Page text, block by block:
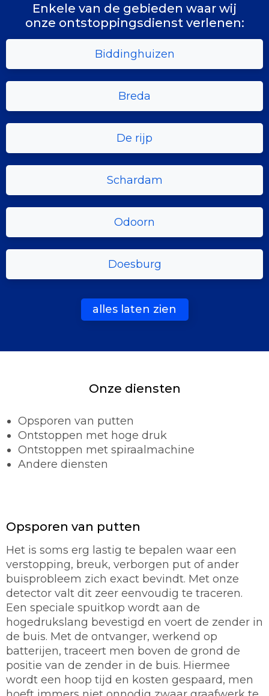
Enkele van de gebieden waar wij
onze ontstoppingsdienst verlenen:
Biddinghuizen
Breda
De rijp
Schardam
Odoorn
Doesburg
alles laten zien
Onze diensten
Opsporen van putten
Ontstoppen met hoge druk
Ontstoppen met spiraalmachine
Andere diensten
Opsporen van putten
Het is soms erg lastig te bepalen waar een
verstopping, breuk, verborgen put of ander
buisprobleem zich exact bevindt. Met onze
detector valt dit zeer eenvoudig te traceren.
Een speciale spuitkop wordt aan de
hogedrukslang bevestigd en voert de zender in
de buis. Met de ontvanger, werkend op
batterijen, traceert men boven de grond de
positie van de zender in de buis. Hiermee
wordt een hoop tijd en kosten gespaard, men